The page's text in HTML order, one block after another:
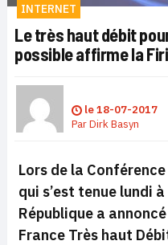
INTERNET
Le très haut débit
possible affirme la
le18-07-2017
ParDirk Basyn
Lors de la
qui s’est tenue lundi
République a
France Très haut